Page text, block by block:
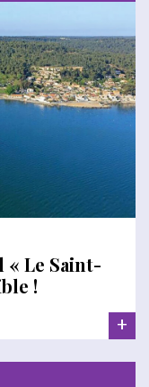
« Le Saint-
!
+